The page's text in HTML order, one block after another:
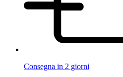
Consegna in 2 giorni